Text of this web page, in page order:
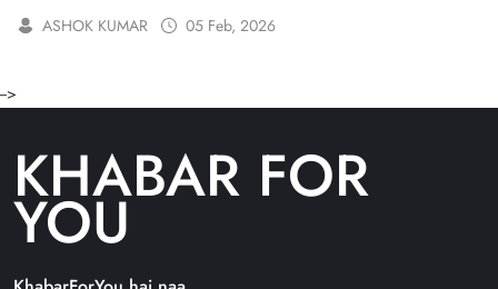
Fine?
ASHOK KUMAR 05 Feb, 2026
-->
KHABAR FOR
YOU